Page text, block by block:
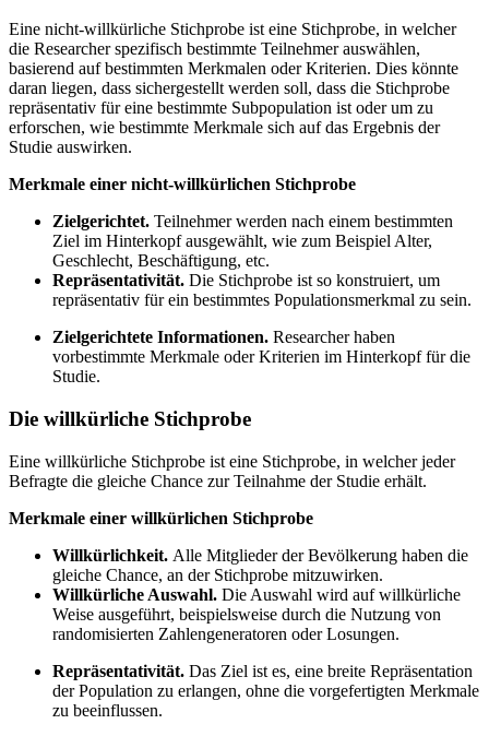
Eine nicht-willkürliche Stichprobe ist eine Stichprobe, in welcher
die Researcher spezifisch bestimmte Teilnehmer auswählen,
basierend auf bestimmten Merkmalen oder Kriterien. Dies könnte
daran liegen, dass sichergestellt werden soll, dass die Stichprobe
repräsentativ für eine bestimmte Subpopulation ist oder um zu
erforschen, wie bestimmte Merkmale sich auf das Ergebnis der
Studie auswirken.
Merkmale einer nicht-willkürlichen Stichprobe
Zielgerichtet. Teilnehmer werden nach einem bestimmten
Ziel im Hinterkopf ausgewählt, wie zum Beispiel Alter,
Geschlecht, Beschäftigung, etc.
Repräsentativität. Die Stichprobe ist so konstruiert, um
repräsentativ für ein bestimmtes Populationsmerkmal zu sein.
Zielgerichtete Informationen. Researcher haben
vorbestimmte Merkmale oder Kriterien im Hinterkopf für die
Studie.
Die willkürliche Stichprobe
Eine willkürliche Stichprobe ist eine Stichprobe, in welcher jeder
Befragte die gleiche Chance zur Teilnahme der Studie erhält.
Merkmale einer willkürlichen Stichprobe
Willkürlichkeit. Alle Mitglieder der Bevölkerung haben die
gleiche Chance, an der Stichprobe mitzuwirken.
Willkürliche Auswahl. Die Auswahl wird auf willkürliche
Weise ausgeführt, beispielsweise durch die Nutzung von
randomisierten Zahlengeneratoren oder Losungen.
Repräsentativität. Das Ziel ist es, eine breite Repräsentation
der Population zu erlangen, ohne die vorgefertigten Merkmale
zu beeinflussen.